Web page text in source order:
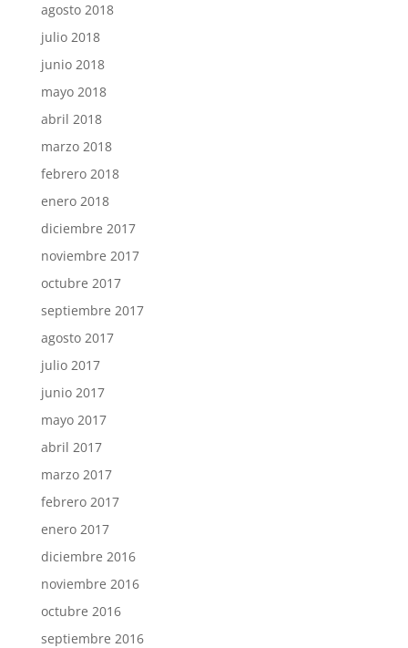
agosto 2018
julio 2018
junio 2018
mayo 2018
abril 2018
marzo 2018
febrero 2018
enero 2018
diciembre 2017
noviembre 2017
octubre 2017
septiembre 2017
agosto 2017
julio 2017
junio 2017
mayo 2017
abril 2017
marzo 2017
febrero 2017
enero 2017
diciembre 2016
noviembre 2016
octubre 2016
septiembre 2016